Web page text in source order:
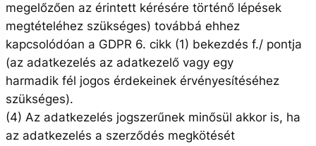
megelőzően az érintett kérésére történő lépések
megtételéhez szükséges) továbbá ehhez
kapcsolódóan a GDPR 6. cikk (1) bekezdés f./ pontja
(az adatkezelés az adatkezelő vagy egy
harmadik fél jogos érdekeinek érvényesítéséhez
szükséges).
(4) Az adatkezelés jogszerűnek minősül akkor is, ha
az adatkezelés a szerződés megkötését